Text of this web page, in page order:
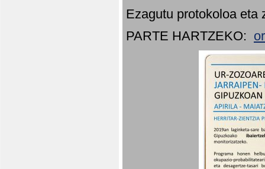
Ezagutu protokoloa eta
PARTE HARTZEKO: